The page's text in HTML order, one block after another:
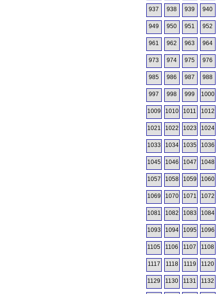
937 938 939 940
949 950 951 952
961 962 963 964
973 974 975 976
985 986 987 988
997 998 999 1000
1009 1010 1011 1012
1021 1022 1023 1024
1033 1034 1035 1036
1045 1046 1047 1048
1057 1058 1059 1060
1069 1070 1071 1072
1081 1082 1083 1084
1093 1094 1095 1096
1105 1106 1107 1108
1117 1118 1119 1120
1129 1130 1131 1132